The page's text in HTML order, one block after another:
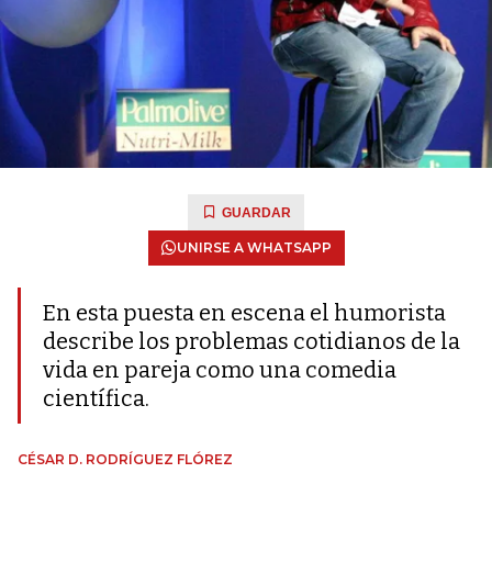
GUARDAR
UNIRSE A WHATSAPP
En esta puesta en escena el humorista
describe los problemas cotidianos de la
vida en pareja como una comedia
científica.
CÉSAR D. RODRÍGUEZ FLÓREZ